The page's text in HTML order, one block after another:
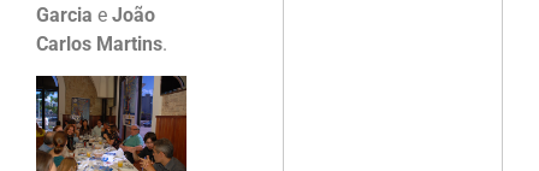
Garcia e João
Carlos Martins.